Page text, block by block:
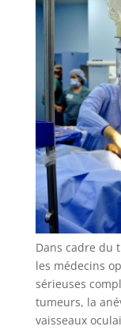
Dans cadre du
les médecins
sérieuses
tumeurs, la
vaisseaux